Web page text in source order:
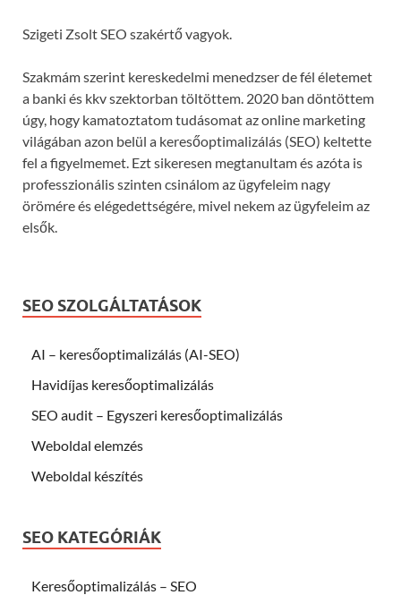
Szigeti Zsolt SEO szakértő vagyok.
Szakmám szerint kereskedelmi menedzser de fél életemet
a banki és kkv szektorban töltöttem. 2020 ban döntöttem
úgy, hogy kamatoztatom tudásomat az online marketing
világában azon belül a keresőoptimalizálás (SEO) keltette
fel a figyelmemet. Ezt sikeresen megtanultam és azóta is
professzionális szinten csinálom az ügyfeleim nagy
örömére és elégedettségére, mivel nekem az ügyfeleim az
elsők.
SEO SZOLGÁLTATÁSOK
AI – keresőoptimalizálás (AI-SEO)
Havidíjas keresőoptimalizálás
SEO audit – Egyszeri keresőoptimalizálás
Weboldal elemzés
Weboldal készítés
SEO KATEGÓRIÁK
Keresőoptimalizálás – SEO